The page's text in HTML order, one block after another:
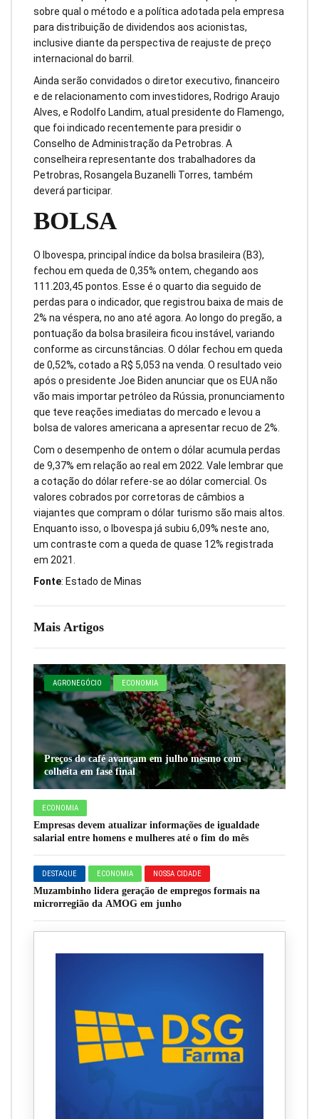
Mais Artigos
AGRONEGÓCIO ECONOMIA
Preços do café avançam em julho mesmo com
colheita em fase final
ECONOMIA
Empresas devem atualizar informações de igualdade
salarial entre homens e mulheres até o fim do mês
DESTAQUE ECONOMIA NOSSA CIDADE
Muzambinho lidera geração de empregos formais na
microrregião da AMOG em junho
sobre qual o método e a política adotada pela empresa
para distribuição de dividendos aos acionistas,
inclusive diante da perspectiva de reajuste de preço
internacional do barril.
Ainda serão convidados o diretor executivo, financeiro
e de relacionamento com investidores, Rodrigo Araujo
Alves, e Rodolfo Landim, atual presidente do Flamengo,
que foi indicado recentemente para presidir o
Conselho de Administração da Petrobras. A
conselheira representante dos trabalhadores da
Petrobras, Rosangela Buzanelli Torres, também
deverá participar.
BOLSA
O Ibovespa, principal índice da bolsa brasileira (B3),
fechou em queda de 0,35% ontem, chegando aos
111.203,45 pontos. Esse é o quarto dia seguido de
perdas para o indicador, que registrou baixa de mais de
2% na véspera, no ano até agora. Ao longo do pregão, a
pontuação da bolsa brasileira ficou instável, variando
conforme as circunstâncias. O dólar fechou em queda
de 0,52%, cotado a R$ 5,053 na venda. O resultado veio
após o presidente Joe Biden anunciar que os EUA não
vão mais importar petróleo da Rússia, pronunciamento
que teve reações imediatas do mercado e levou a
bolsa de valores americana a apresentar recuo de 2%.
Com o desempenho de ontem o dólar acumula perdas
de 9,37% em relação ao real em 2022. Vale lembrar que
a cotação do dólar refere-se ao dólar comercial. Os
valores cobrados por corretoras de câmbios a
viajantes que compram o dólar turismo são mais altos.
Enquanto isso, o Ibovespa já subiu 6,09% neste ano,
um contraste com a queda de quase 12% registrada
em 2021.
Fonte: Estado de Minas